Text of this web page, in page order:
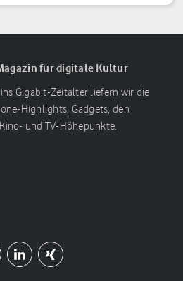
für digitale Kultur
Gigabit-Zeitalter liefern wir die
Highlights, Gadgets, den
und TV-Höhepunkte.